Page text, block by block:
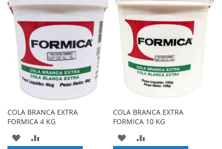
DESEJOS
DESEJOS
COLA BRANCA EXTRA
FORMICA 4 KG
ADICIONAR
COLA BRANCA EXTRA
FORMICA 10 KG
ADICIONAR